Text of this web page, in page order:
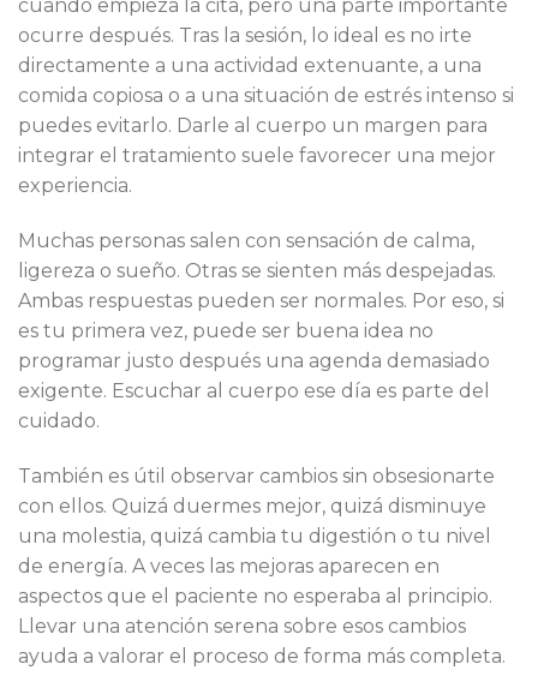
cuando empieza la cita, pero una parte importante
ocurre después. Tras la sesión, lo ideal es no irte
directamente a una actividad extenuante, a una
comida copiosa o a una situación de estrés intenso si
puedes evitarlo. Darle al cuerpo un margen para
integrar el tratamiento suele favorecer una mejor
experiencia.
Muchas personas salen con sensación de calma,
ligereza o sueño. Otras se sienten más despejadas.
Ambas respuestas pueden ser normales. Por eso, si
es tu primera vez, puede ser buena idea no
programar justo después una agenda demasiado
exigente. Escuchar al cuerpo ese día es parte del
cuidado.
También es útil observar cambios sin obsesionarte
con ellos. Quizá duermes mejor, quizá disminuye
una molestia, quizá cambia tu digestión o tu nivel
de energía. A veces las mejoras aparecen en
aspectos que el paciente no esperaba al principio.
Llevar una atención serena sobre esos cambios
ayuda a valorar el proceso de forma más completa.